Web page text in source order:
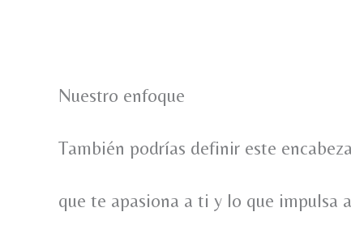
Nuestro enfoque
También podrías definir este
que te apasiona a ti y lo que impulsa